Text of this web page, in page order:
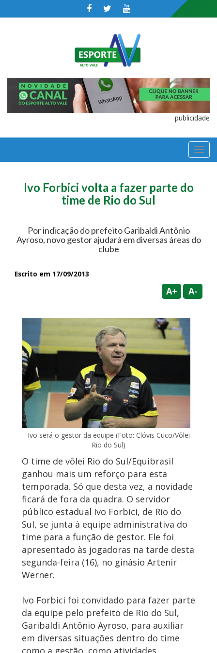
publicidade
Ivo Forbici volta a fazer parte do
time de Rio do Sul
Por indicação do prefeito Garibaldi Antônio
Ayroso, novo gestor ajudará em diversas áreas do
clube
Escrito em 17/09/2013
A+ A-
Ivo será o gestor da equipe (Foto: Clóvis Cuco/Vôlei
Rio do Sul)
O time de vôlei Rio do Sul/Equibrasil
ganhou mais um reforço para esta
temporada. Só que desta vez, a novidade
ficará de fora da quadra. O servidor
público estadual Ivo Forbici, de Rio do
Sul, se junta à equipe administrativa do
time para a função de gestor. Ele foi
apresentado às jogadoras na tarde desta
segunda-feira (16), no ginásio Artenir
Werner.
Ivo Forbici foi convidado para fazer parte
da equipe pelo prefeito de Rio do Sul,
Garibaldi Antônio Ayroso, para auxiliar
em diversas situações dentro do time